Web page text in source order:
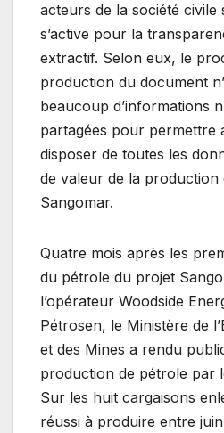
acteurs de la société civile
s’active pour la
extractif. Selon eux, le
production du document
beaucoup d’informations
partagées pour permettre
disposer de toutes les
de valeur de la
Sangomar.
Quatre mois après les
du pétrole du projet
l’opérateur Woodside
Pétrosen, le Ministère de
et des Mines a rendu
production de pétrole par
Sur les huit cargaisons
réussi à produire entre